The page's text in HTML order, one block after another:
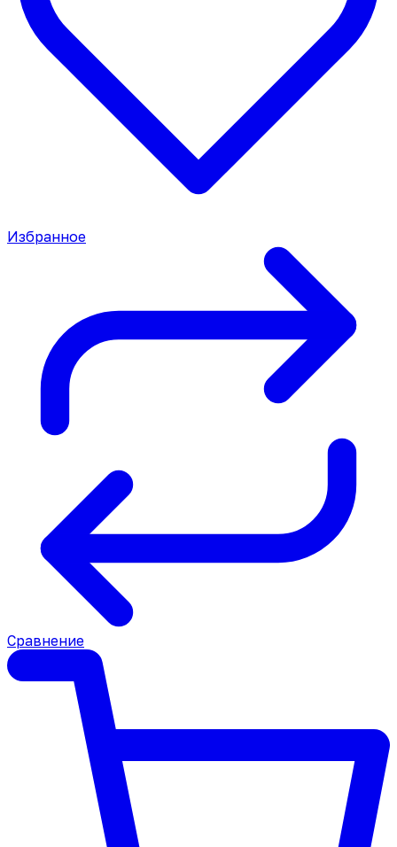
Избранное
Сравнение